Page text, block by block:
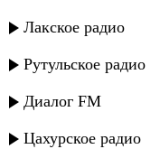
Лакское радио
Рутульское радио
Диалог FM
Цахурское радио
Руслан Яриков -
Фаина